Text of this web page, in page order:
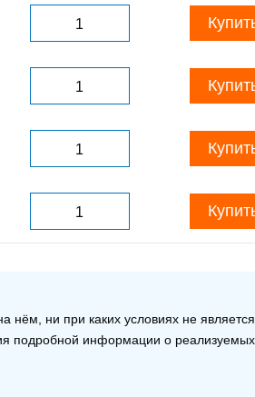
ни при каких условиях не является
подробной информации о реализуемых